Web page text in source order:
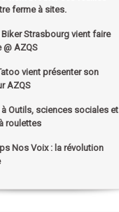
ferme à sites.
Strasbourg vient faire
@ AZQS
vient présenter son
AZQS
à Outils, sciences sociales et
roulettes
Nos Voix : la révolution